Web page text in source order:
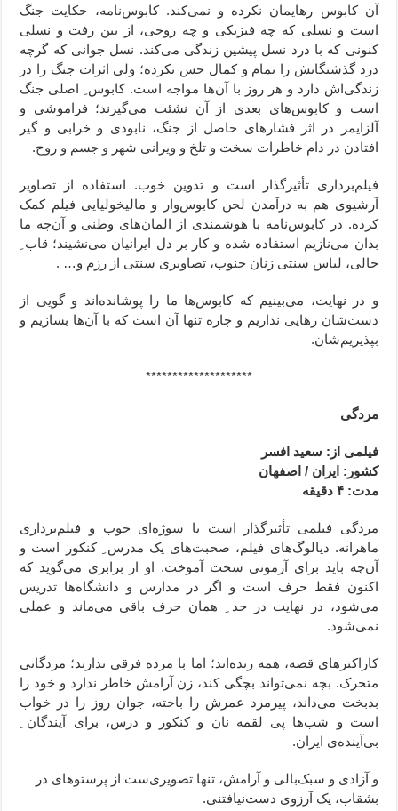
آن کابوس رهایمان نکرده و نمی‌کند. کابوس‌‌نامه، حکایت جنگ
است و نسلی که چه فیزیکی و چه روحی، از بین رفت و نسلی
کنونی که با درد نسل پیشین زندگی می‌کند. نسل جوانی که گرچه
درد گذشتگانش را تمام و کمال حس نکرده؛ ولی اثرات جنگ را در
زندگی‌اش دارد و هر روز با آن‌ها مواجه است. کابوس ِ اصلی جنگ
است و کابوس‌های بعدی از آن نشئت می‌گیرند؛ فراموشی و
آلزایمر در اثر فشارهای حاصل از جنگ، نابودی و خرابی و گیر
افتادن در دام خاطرات سخت و تلخ و ویرانی شهر و جسم و روح.
فیلم‌برداری تأثیرگذار است و تدوین خوب. استفاده از تصاویر
آرشیوی هم به درآمدن لحن کابوس‌وار و مالیخولیایی فیلم کمک
کرده. در کابوس‌نامه با هوشمندی از المان‌های وطنی و آن‌چه ما
بدان می‌نازیم استفاده شده و کار بر دل ایرانیان می‌نشیند؛ قاب ِ
خالی، لباس سنتی زنان جنوب، تصاویری سنتی از رزم و… .
و در نهایت، می‌بینیم که کابوس‌ها ما را پوشانده‌اند و گویی از
دست‌شان رهایی نداریم و چاره تنها آن است که با آن‌ها بسازیم و
بپذیریم‌شان.
********************
مردگی
فیلمی از: سعید افسر
کشور: ایران / اصفهان
مدت: ۴ دقیقه
مردگی فیلمی تأثیرگذار است با سوژه‌ای خوب و فیلم‌برداری
ماهرانه. دیالوگ‌های فیلم، صحبت‌های یک مدرس ِ کنکور است و
آن‌چه باید برای آزمونی سخت آموخت. او از برابری می‌گوید که
اکنون فقط حرف است و اگر در مدارس و دانشگاه‌‌ها تدریس
می‌شود، در نهایت در حد ِ همان حرف باقی می‌ماند و عملی
نمی‌شود.
کاراکترهای قصه، همه زنده‌اند؛ اما با مرده‌ فرقی ندارند؛ مردگانی
متحرک. بچه نمی‌تواند بچگی کند، زن آرامش خاطر ندارد و خود را
بدبخت می‌داند، پیرمرد عمرش را باخته، جوان روز را در خواب
است و شب‌ها پی لقمه نان و کنکور و درس، برای آیندگان ِ
بی‌آینده‌ی ایران.
و آزادی و سبک‌بالی و آرامش، تنها تصویری‌ست از پرستوهای در
بشقاب، یک آرزوی دست‌نیافتنی.